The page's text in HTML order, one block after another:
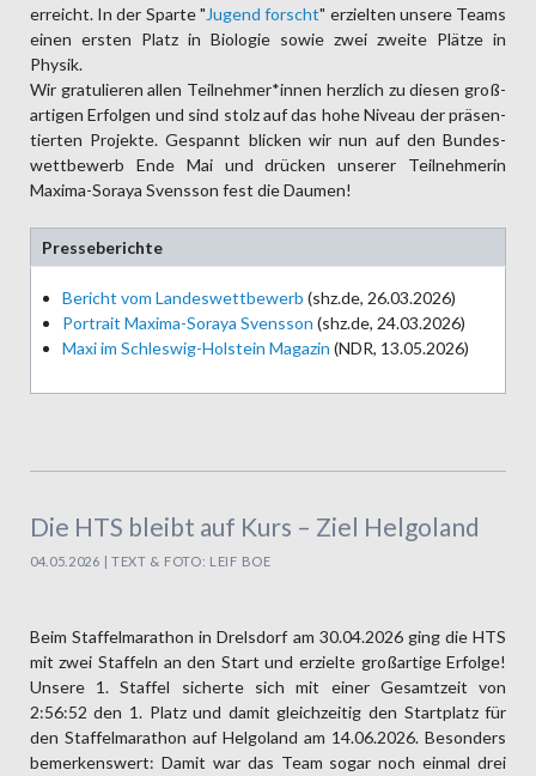
erreicht. In der Sparte " Jugend forscht" erzielten unsere Teams
einen ersten Platz in Biologie sowie zwei zweite Plätze in
Physik.
Wir gratu­lieren allen Teil­nehmer*innen herz­lich zu diesen groß­
artigen Erfolgen und sind stolz auf das hohe Niveau der präsen­
tierten Projekte. Gespannt blicken wir nun auf den Bundes­
wett­bewerb Ende Mai und drücken unserer Teil­nehmerin
Maxima-Soraya Svensson fest die Daumen!
Presseberichte
Bericht vom Landeswettbewerb (shz.de, 26.03.2026)
Portrait Maxima-Soraya Svensson (shz.de, 24.03.2026)
Maxi im Schleswig-Holstein Magazin (NDR, 13.05.2026)
Die HTS bleibt auf Kurs – Ziel Helgoland
04.05.2026 | TEXT & FOTO: LEIF BOE
Beim Staffel­marathon in Drelsdorf am 30.04.2026 ging die HTS
mit zwei Staffeln an den Start und erzielte groß­artige Erfolge!
Unsere 1. Staffel sicherte sich mit einer Gesamt­zeit von
2:56:52 den 1. Platz und damit gleich­zeitig den Start­platz für
den Staffel­marathon auf Helgoland am 14.06.2026. Besonders
bemerkens­wert: Damit war das Team sogar noch einmal drei